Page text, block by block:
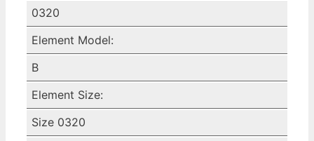
ECONOMIZER,
UFM-
D
0320
Element Model:
B
Element Size:
Size 0320